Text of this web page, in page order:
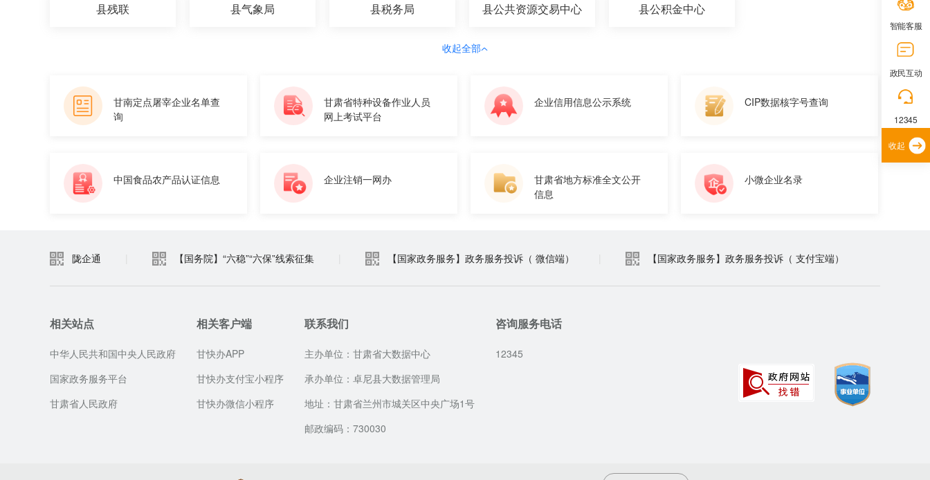
县残联 县气象局 县税务局 县公共资源交易中心 县公积金中心
收起全部
甘南定点屠宰企业名单查
询
甘肃省特种设备作业人员
网上考试平台
企业信用信息公示系统 CIP数据核字号查询
中国食品农产品认证信息 企业注销一网办
甘肃省地方标准全文公开
信息
小微企业名录
陇企通 【国务院】“六稳”“六保”线索征集 【国家政务服务】政务服务投诉（ 微信端） 【国家政务服务】政务服务投诉（ 支付宝端）
相关站点
中华人民共和国中央人民政府
国家政务服务平台
甘肃省人民政府
相关客户端
甘快办APP
甘快办支付宝小程序
甘快办微信小程序
联系我们
主办单位：甘肃省大数据中心
承办单位：卓尼县大数据管理局
地址：甘肃省兰州市城关区中央广场1号
邮政编码：730030
咨询服务电话
12345
智能客服
政民互动
12345
收起